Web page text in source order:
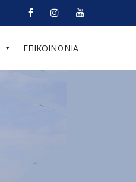
ΕΠΙΚΟΙΝΩΝΙΑ